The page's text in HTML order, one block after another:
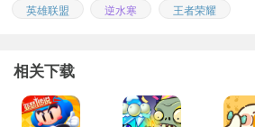
英雄联盟
逆水寒 王者荣耀
相关下载